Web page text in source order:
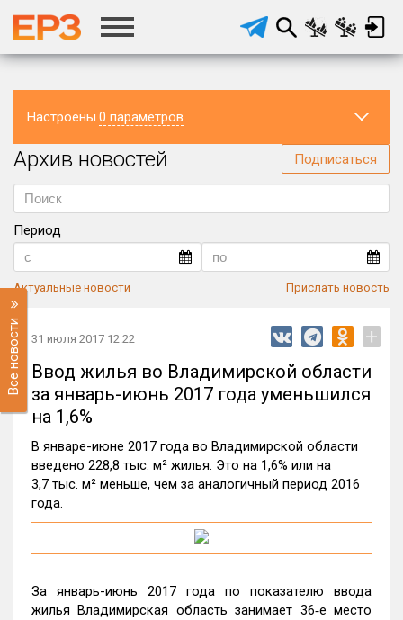
Настроены 0 параметров
Регион
Архив новостей Подписаться
Период
Актуальные новости Прислать новость
Все новости 31 июля 2017 12:22 +
Ввод жилья во Владимирской области
за январь-июнь 2017 года уменьшился
на 1,6%
В январе-июне 2017 года во Владимирской области
введено 228,8 тыс. м² жилья. Это на 1,6% или на
3,7 тыс. м² меньше, чем за аналогичный период 2016
года.
За январь-июнь 2017 года по показателю ввода
жилья Владимирская область занимает 36‑е место